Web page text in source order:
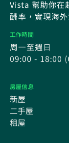
Vista 幫助你在
酬率，實現海
工作時間
周一至週日
09:00 - 18:00
房屋信息
新屋
二手屋
租屋